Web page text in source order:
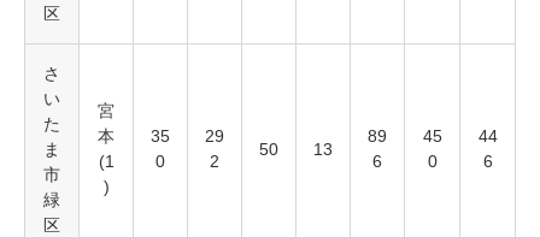
区
さ
い
た
ま
市
緑
区
宮
本
(1
)
35
0
29
2
50 13
89
6
45
0
44
6